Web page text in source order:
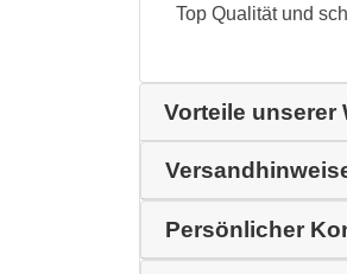
Top Qualität und
Vorteile unserer
Persönlicher